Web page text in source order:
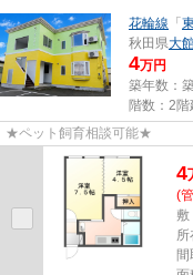
花輪線 「
秋田県大
4万円
築年数：
階数：2階
★ペット飼育相談可能★
4
(
敷
所
間